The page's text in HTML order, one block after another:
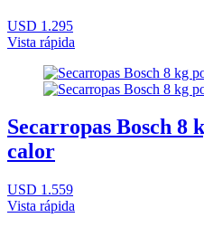
USD 1.295
Vista rápida
Secarropas Bosch 8
calor
USD 1.559
Vista rápida